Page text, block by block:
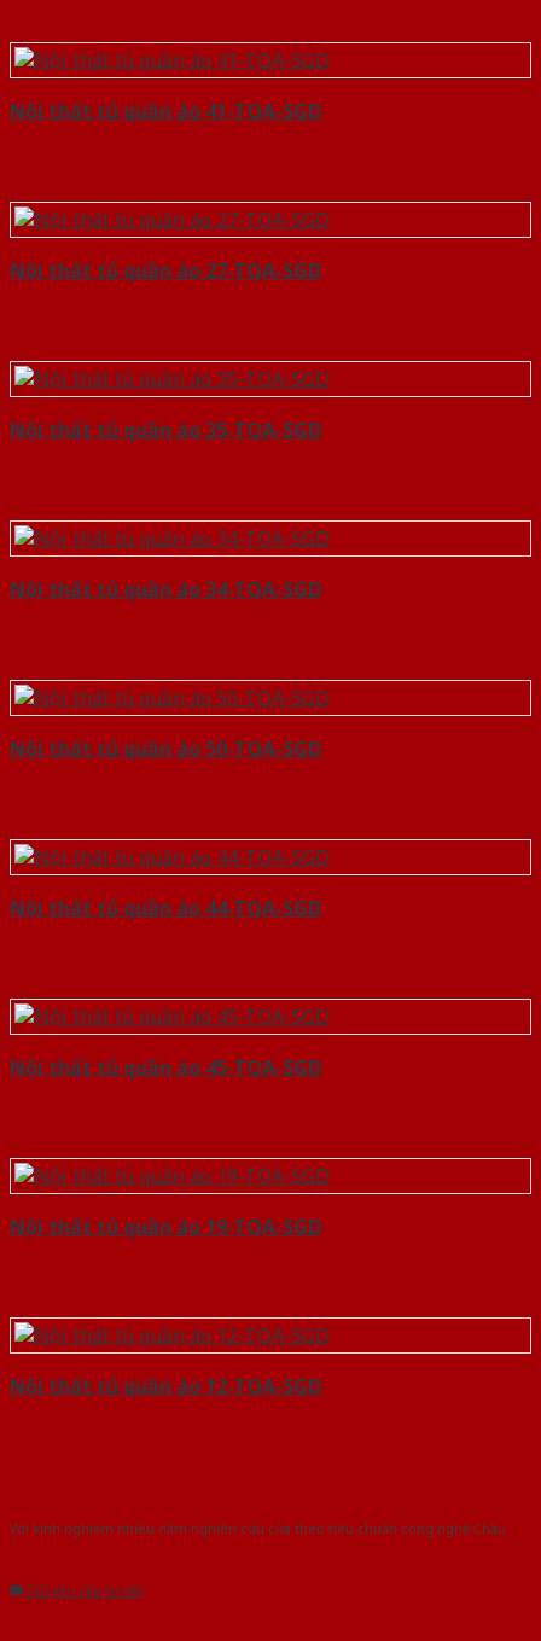
Nội thất tủ quần áo 41-TQA-SGD
Nội thất tủ quần áo 27-TQA-SGD
Nội thất tủ quần áo 35-TQA-SGD
Nội thất tủ quần áo 34-TQA-SGD
Nội thất tủ quần áo 50-TQA-SGD
Nội thất tủ quần áo 44-TQA-SGD
Nội thất tủ quần áo 45-TQA-SGD
Nội thất tủ quần áo 19-TQA-SGD
Nội thất tủ quần áo 12-TQA-SGD
Với kinh nghiệm nhiêu năm nghiên cứu cửa theo tiêu chuẩn công nghệ Châu
Gửi yêu cầu tư vấn